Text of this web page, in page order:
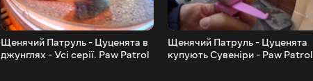
Щенячий Патруль - Цуценята в
джунглях - Усі серії. Paw Patrol
Щенячий Патруль - Цуценята
купують Сувеніри - Paw Patrol